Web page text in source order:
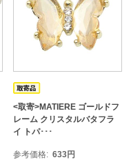
<取寄>MATIERE ゴールドフ
レーム クリスタルバタフラ
イ トパ･･･
参考価格 633円